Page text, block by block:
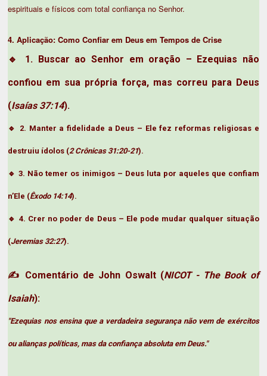
espirituais e físicos com total confiança no Senhor.
4. Aplicação: Como Confiar em Deus em Tempos de Crise
🔹 1. Buscar ao Senhor em oração – Ezequias não
confiou em sua própria força, mas correu para Deus
(Isaías 37:14).
🔹 2. Manter a fidelidade a Deus – Ele fez reformas religiosas e
destruiu ídolos (2 Crônicas 31:20-21).
🔹3. Não temer os inimigos– Deus luta por aqueles que confiam
n’Ele (Êxodo 14:14).
🔹 4. Crer no poder de Deus– Ele pode mudar qualquer situação
(Jeremias 32:27).
✍ Comentário de John Oswalt(NICOT - The Book of
Isaiah):
"Ezequias nos ensina que a verdadeira segurança não vem de exércitos
ou alianças políticas, mas da confiança absoluta em Deus."